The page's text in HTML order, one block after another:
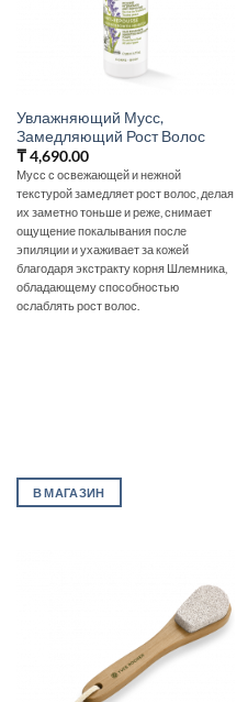
Увлажняющий Мусс,
Замедляющий Рост Волос
₸4,690.00
Мусс с освежающей и нежной
текстурой замедляет рост волос, делая
их заметно тоньше и реже, снимает
ощущение покалывания после
эпиляции и ухаживает за кожей
благодаря экстракту корня Шлемника,
обладающему способностью
ослаблять рост волос.
В МАГАЗИН